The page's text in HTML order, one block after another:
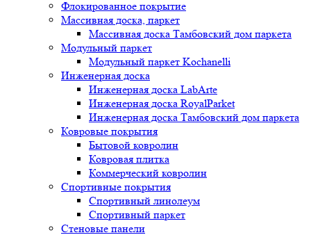
Флокированное покрытие
Массивная доска, паркет
Массивная доска Тамбовский дом паркета
Модульный паркет
Модульный паркет Kochanelli
Инженерная доска
Инженерная доска LabArte
Инженерная доска RoyalParket
Инженерная доска Тамбовский дом паркета
Ковровые покрытия
Бытовой ковролин
Ковровая плитка
Коммерческий ковролин
Спортивные покрытия
Спортивный линолеум
Спортивный паркет
Стеновые панели